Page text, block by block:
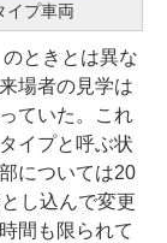
イプ車両
ときとは異な
場者の見学は
ていた。これ
イプと呼ぶ状
については20
し込んで変更
間も限られて